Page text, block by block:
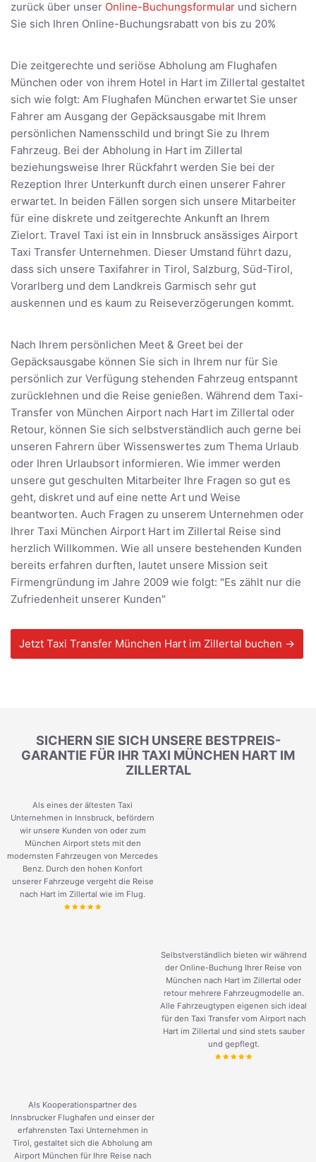
zurück über unser Online-Buchungsformular und sichern
Sie sich Ihren Online-Buchungsrabatt von bis zu 20%
Die zeitgerechte und seriöse Abholung am Flughafen
München oder von ihrem Hotel in Hart im Zillertal gestaltet
sich wie folgt: Am Flughafen München erwartet Sie unser
Fahrer am Ausgang der Gepäcksausgabe mit Ihrem
persönlichen Namensschild und bringt Sie zu Ihrem
Fahrzeug. Bei der Abholung in Hart im Zillertal
beziehungsweise Ihrer Rückfahrt werden Sie bei der
Rezeption Ihrer Unterkunft durch einen unserer Fahrer
erwartet. In beiden Fällen sorgen sich unsere Mitarbeiter
für eine diskrete und zeitgerechte Ankunft an Ihrem
Zielort. Travel Taxi ist ein in Innsbruck ansässiges Airport
Taxi Transfer Unternehmen. Dieser Umstand führt dazu,
dass sich unsere Taxifahrer in Tirol, Salzburg, Süd-Tirol,
Vorarlberg und dem Landkreis Garmisch sehr gut
auskennen und es kaum zu Reiseverzögerungen kommt.
Nach Ihrem persönlichen Meet & Greet bei der
Gepäcksausgabe können Sie sich in Ihrem nur für Sie
persönlich zur Verfügung stehenden Fahrzeug entspannt
zurücklehnen und die Reise genießen. Während dem Taxi-
Transfer von München Airport nach Hart im Zillertal oder
Retour, können Sie sich selbstverständlich auch gerne bei
unseren Fahrern über Wissenswertes zum Thema Urlaub
oder Ihren Urlaubsort informieren. Wie immer werden
unsere gut geschulten Mitarbeiter Ihre Fragen so gut es
geht, diskret und auf eine nette Art und Weise
beantworten. Auch Fragen zu unserem Unternehmen oder
Ihrer Taxi München Airport Hart im Zillertal Reise sind
herzlich Willkommen. Wie all unsere bestehenden Kunden
bereits erfahren durften, lautet unsere Mission seit
Firmengründung im Jahre 2009 wie folgt: "Es zählt nur die
Zufriedenheit unserer Kunden"
Jetzt Taxi Transfer München Hart im Zillertal buchen →
SICHERN SIE SICH UNSERE BESTPREIS-
GARANTIE FÜR IHR TAXI MÜNCHEN HART IM
ZILLERTAL
Als eines der ältesten Taxi
Unternehmen in Innsbruck, befördern
wir unsere Kunden von oder zum
München Airport stets mit den
modernsten Fahrzeugen von Mercedes
Benz. Durch den hohen Konfort
unserer Fahrzeuge vergeht die Reise
nach Hart im Zillertal wie im Flug.
Selbstverständlich bieten wir während
der Online-Buchung Ihrer Reise von
München nach Hart im Zillertal oder
retour mehrere Fahrzeugmodelle an.
Alle Fahrzeugtypen eigenen sich ideal
für den Taxi Transfer vom Airport nach
Hart im Zillertal und sind stets sauber
und gepflegt.
Als Kooperationspartner des
Innsbrucker Flughafen und einser der
erfahrensten Taxi Unternehmen in
Tirol, gestaltet sich die Abholung am
Airport München für Ihre Reise nach